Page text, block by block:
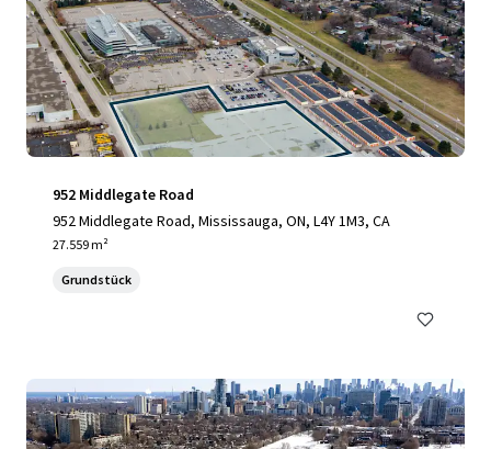
952 Middlegate Road
952 Middlegate Road, Mississauga, ON, L4Y 1M3, CA
27.559 m²
Grundstück